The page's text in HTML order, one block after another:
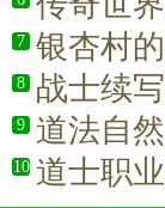
7 银杏村
8 战士续
9 道法自
10 道士职